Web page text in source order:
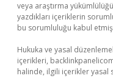
veya araştırma
yazdıkları içeriklerin
bu sorumluluğu kabul etmiş
Hukuka ve yasal
içerikleri,
halinde, ilgili içerikler yasal